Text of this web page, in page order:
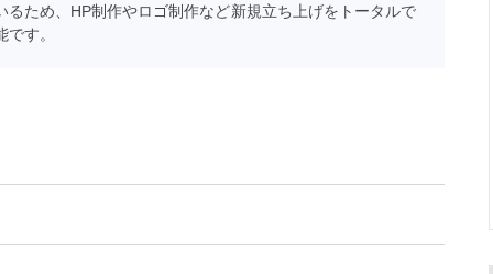
るため、HP制作やロゴ制作など新規立ち上げをトータルで
す。